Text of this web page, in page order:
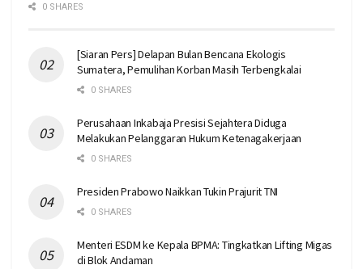
0 SHARES
[Siaran Pers] Delapan Bulan Bencana Ekologis
Sumatera, Pemulihan Korban Masih Terbengkalai
0 SHARES
Perusahaan Inkabaja Presisi Sejahtera Diduga
Melakukan Pelanggaran Hukum Ketenagakerjaan
0 SHARES
Presiden Prabowo Naikkan Tukin Prajurit TNI
0 SHARES
Menteri ESDM ke Kepala BPMA: Tingkatkan Lifting Migas
di Blok Andaman